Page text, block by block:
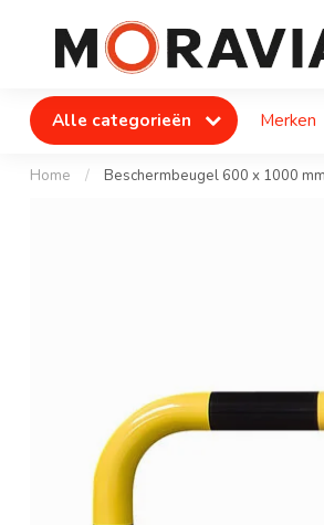
Alle categorieën Merken
Home / Beschermbeugel 600 x 1000